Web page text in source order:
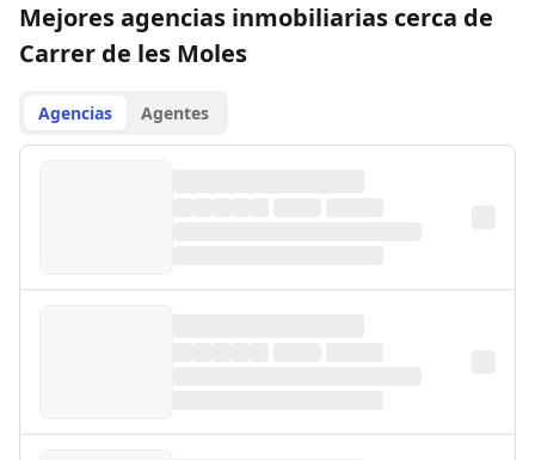
Mejores agencias inmobiliarias cerca de
Carrer de les Moles
Agencias Agentes